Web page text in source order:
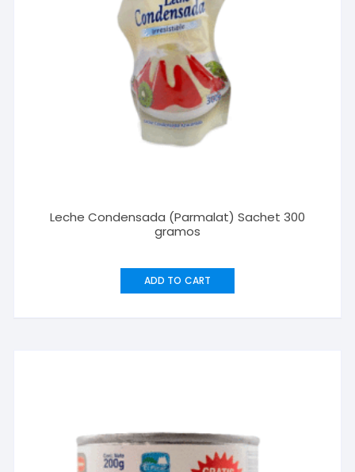
Leche Condensada (Parmalat) Sachet 300
gramos
ADD TO CART